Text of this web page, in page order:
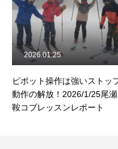
ピボット操作は強いストッ
動作の解放！2026/1/25尾
鞍コブレッスンレポート
2026.01.25